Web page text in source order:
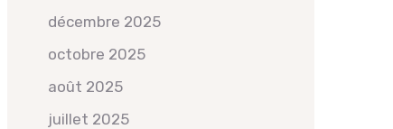
décembre 2025
octobre 2025
août 2025
juillet 2025